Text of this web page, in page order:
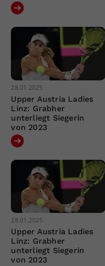
28.01.2025
Upper Austria Ladies
Linz: Grabher
unterliegt Siegerin
von 2023
28.01.2025
Upper Austria Ladies
Linz: Grabher
unterliegt Siegerin
von 2023